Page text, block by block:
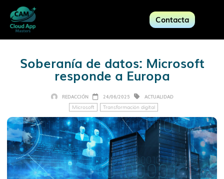
Contacta
Soberanía de datos: Microsoft
responde a Europa
REDACCIÓN 24/06/2025 ACTUALIDAD
Microsoft Transformación digital